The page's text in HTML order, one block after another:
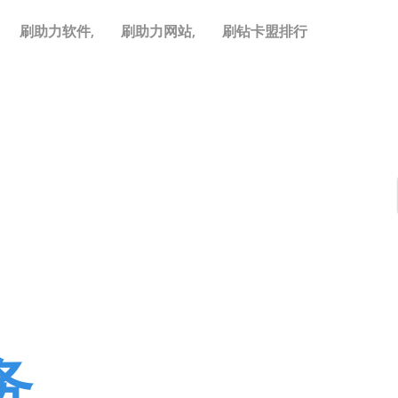
刷助力软件, 刷助力网站, 刷钻卡盟排行